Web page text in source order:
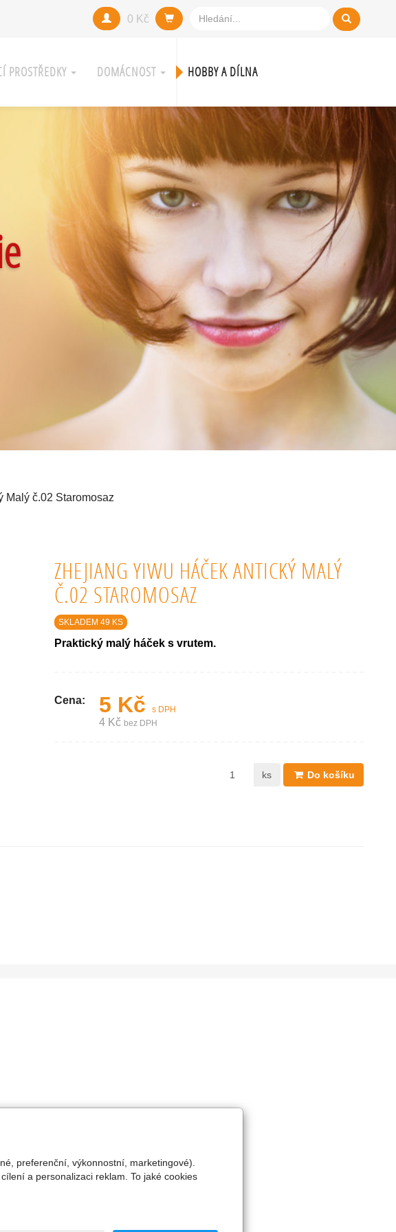
0 Kč
PROSTŘEDKY DOMÁCNOST HOBBY A DÍLNA
Malý č.02 Staromosaz
ZHEJIANG YIWU HÁČEK ANTICKÝ MALÝ
Č.02 STAROMOSAZ
SKLADEM 49 KS
Praktický malý háček s vrutem.
Cena: 5 Kč s DPH
4 Kč bez DPH
ks Do košíku
preferenční, výkonnostní, marketingové).
a personalizaci reklam. To jaké cookies